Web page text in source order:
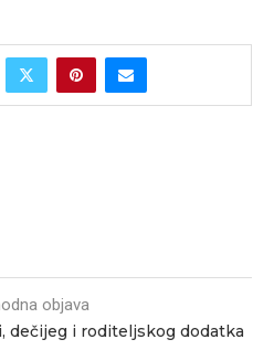
objava
dečijeg i roditeljskog dodatka